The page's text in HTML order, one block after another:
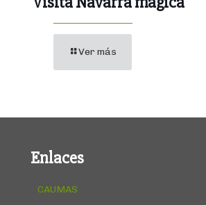
Ver más
Enlaces
CAUMAS